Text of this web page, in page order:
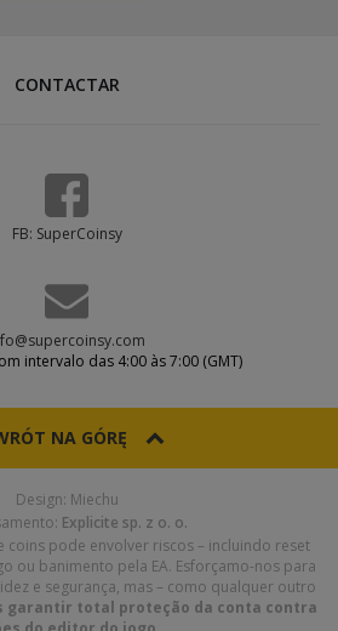
CONTACTAR
FB: SuperCoinsy
intervalo das 4:00 às 7:00 (GMT)
NA GÓRĘ
Design: Miechu
Explicite sp. z o. o.
coins pode envolver riscos – incluindo reset
ou banimento pela EA. Esforçamo-nos para
e segurança, mas – como qualquer outro
garantir total proteção da conta contra